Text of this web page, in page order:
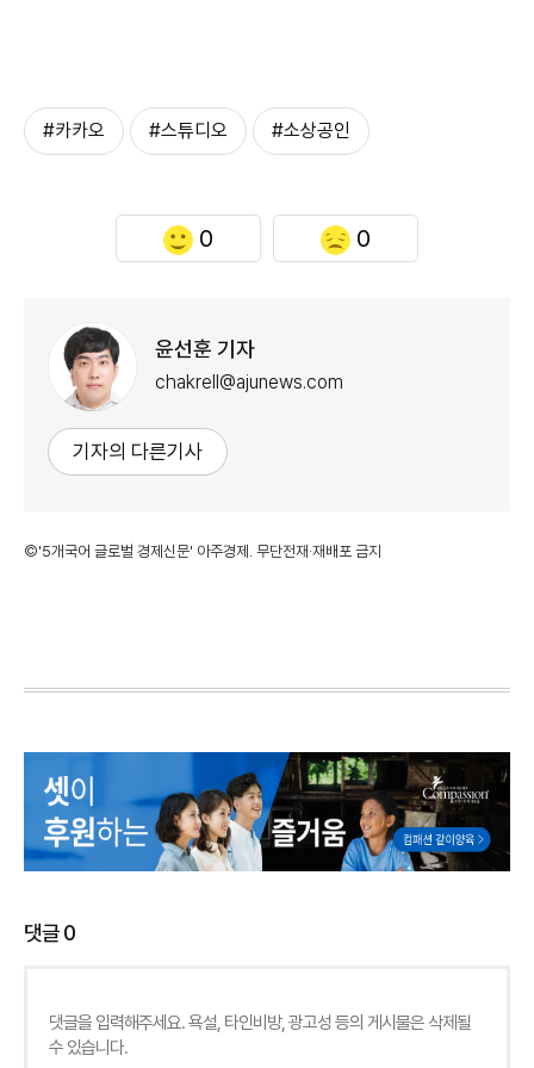
#카카오 #스튜디오 #소상공인
0 0
윤선훈 기자
chakrell@ajunews.com
기자의 다른기사
©'5개국어 글로벌 경제신문' 아주경제. 무단전재·재배포 금지
댓글0